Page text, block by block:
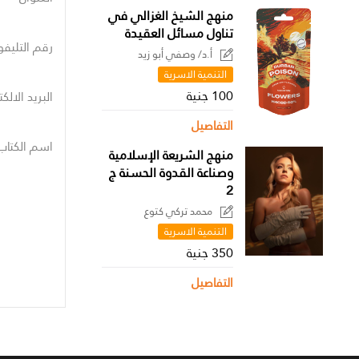
منهج الشيخ الغزالي في
تناول مسائل العقيدة
أ.د/ وصفي أبو زيد
التنمية الاسرية
100 جنية
التفاصيل
منهج الشريعة الإسلامية
وصناعة القدوة الحسنة ج
2
محمد تركي كتوع
التنمية الاسرية
350 جنية
التفاصيل
رقم
البريد
اسم